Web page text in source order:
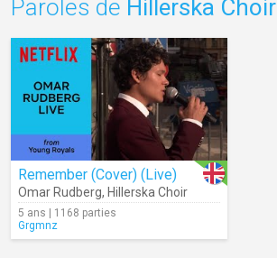
Paroles de Hillerska Choir
Remember (Cover) (Live)
Omar Rudberg, Hillerska Choir
5 ans | 1168 parties
Grgmnz